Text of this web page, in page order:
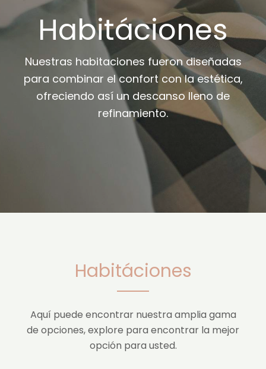
Habitáciones
Nuestras habitaciones fueron diseñadas
para combinar el confort con la estética,
ofreciendo así un descanso lleno de
refinamiento.
Habitáciones
Aquí puede encontrar nuestra amplia gama
de opciones, explore para encontrar la mejor
opción para usted.